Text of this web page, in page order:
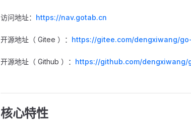
访问地址： https://nav.gotab.cn
开源地址（ Gitee ）： https://gitee.com/dengxiwang/
开源地址（ Github ）： https://github.com/dengxiwang/
核心特性